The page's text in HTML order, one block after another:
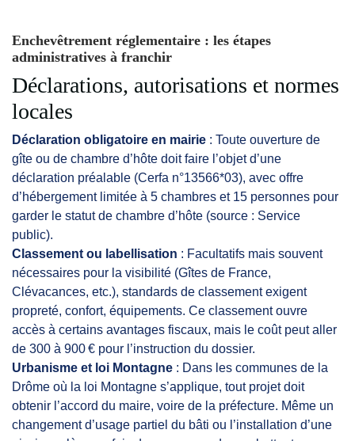
Enchevêtrement réglementaire : les étapes
administratives à franchir
Déclarations, autorisations et normes
locales
Déclaration obligatoire en mairie : Toute ouverture de
gîte ou de chambre d’hôte doit faire l’objet d’une
déclaration préalable (Cerfa n°13566*03), avec offre
d’hébergement limitée à 5 chambres et 15 personnes pour
garder le statut de chambre d’hôte (source : Service
public).
Classement ou labellisation : Facultatifs mais souvent
nécessaires pour la visibilité (Gîtes de France,
Clévacances, etc.), standards de classement exigent
propreté, confort, équipements. Ce classement ouvre
accès à certains avantages fiscaux, mais le coût peut aller
de 300 à 900 € pour l’instruction du dossier.
Urbanisme et loi Montagne : Dans les communes de la
Drôme où la loi Montagne s’applique, tout projet doit
obtenir l’accord du maire, voire de la préfecture. Même un
changement d’usage partiel du bâti ou l’installation d’une